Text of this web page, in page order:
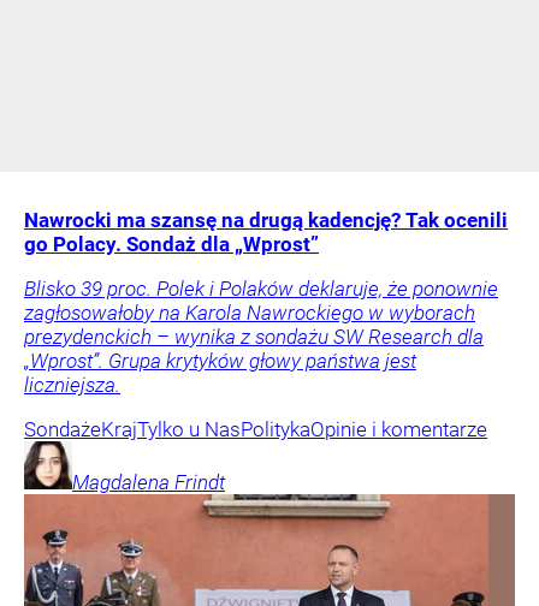
Nawrocki ma szansę na drugą kadencję? Tak ocenili
go Polacy. Sondaż dla „Wprost”
Blisko 39 proc. Polek i Polaków deklaruje, że ponownie
zagłosowałoby na Karola Nawrockiego w wyborach
prezydenckich – wynika z sondażu SW Research dla
„Wprost”. Grupa krytyków głowy państwa jest
liczniejsza.
SondażeKrajTylko u NasPolitykaOpinie i komentarze
Magdalena Frindt